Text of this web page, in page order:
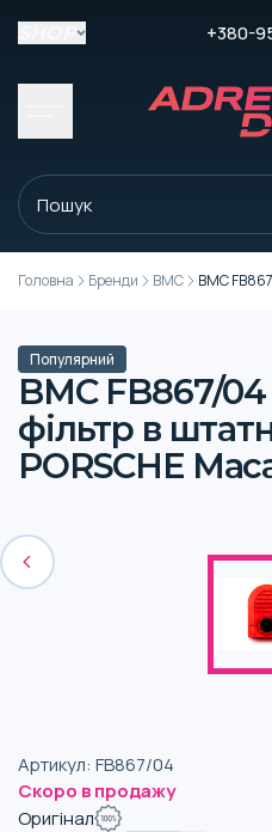
+380-
Головна Бренди BMC BMC
Популярний
BMC FB867/
фільтр в
PORSCHE
Артикул: FB867/04
Скоро в продажу
Оригінал